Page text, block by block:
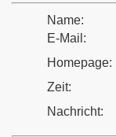
Name:
E-Mail:
Homepage:
Zeit:
Nachricht: